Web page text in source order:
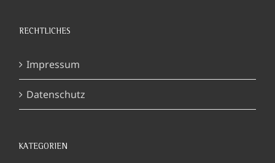
RECHTLICHES
Impressum
Datenschutz
KATEGORIEN